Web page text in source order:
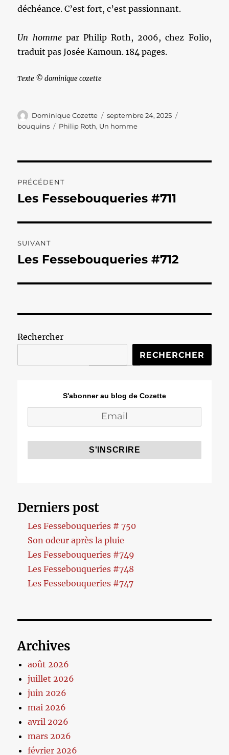
déchéance. C’est fort, c’est passionnant.
Un hommepar Philip Roth, 2006, chez Folio,
traduit pas Josée Kamoun. 184 pages.
Texte © dominique cozette
Auteur
Dominique Cozette
Publié
le
septembre 24, 2025
bouquins
Étiquettes
Philip Roth, Un homme
de
PRÉCÉDENT
Publication
Les Fessebouqueries #711
SUIVANT
Publication
Les Fessebouqueries #712
Rechercher
RECHERCHER
S'abonner au blog de Cozette
Derniers post
Les Fessebouqueries # 750
Son odeur après la pluie
Les Fessebouqueries #749
Les Fessebouqueries #748
Les Fessebouqueries #747
Archives
août 2026
juillet 2026
juin 2026
mai 2026
avril 2026
mars 2026
février 2026